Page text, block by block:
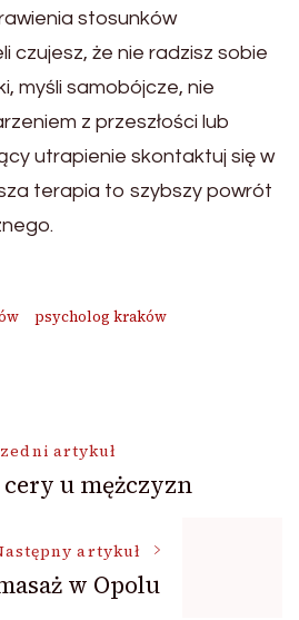
stosunków
czujesz, że nie radzisz sobie
myśli samobójcze, nie
z przeszłości lub
utrapienie skontaktuj się w
terapia to szybszy powrót
psycholog kraków
artykuł
u mężczyzn
artykuł
w Opolu